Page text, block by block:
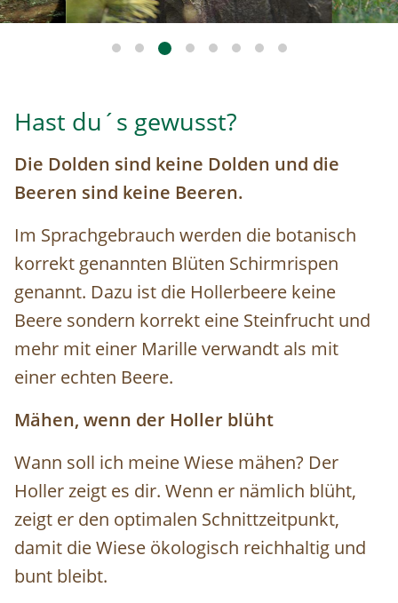
Hast du´s gewusst?
Die Dolden sind keine Dolden und die
Beeren sind keine Beeren.
Im Sprachgebrauch werden die botanisch
korrekt genannten Blüten Schirmrispen
genannt. Dazu ist die Hollerbeere keine
Beere sondern korrekt eine Steinfrucht und
mehr mit einer Marille verwandt als mit
einer echten Beere.
Mähen, wenn der Holler blüht
Wann soll ich meine Wiese mähen? Der
Holler zeigt es dir. Wenn er nämlich blüht,
zeigt er den optimalen Schnittzeitpunkt,
damit die Wiese ökologisch reichhaltig und
bunt bleibt.